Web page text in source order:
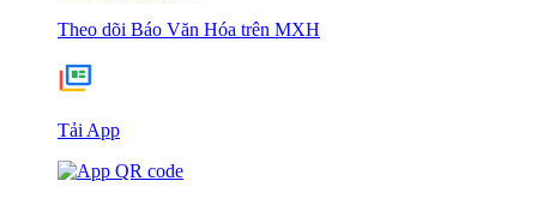
Theo dõi Báo Văn Hóa trên MXH
Tải App